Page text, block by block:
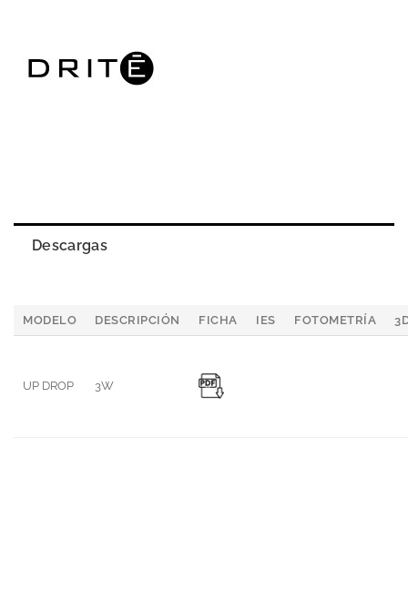
Descargas
MODELO DESCRIPCIÓN FICHA IES FOTOMETRÍA
UP DROP 3W